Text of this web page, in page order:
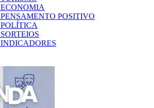
ECONOMIA
PENSAMENTO POSITIVO
POLÍTICA
SORTEIOS
INDICADORES